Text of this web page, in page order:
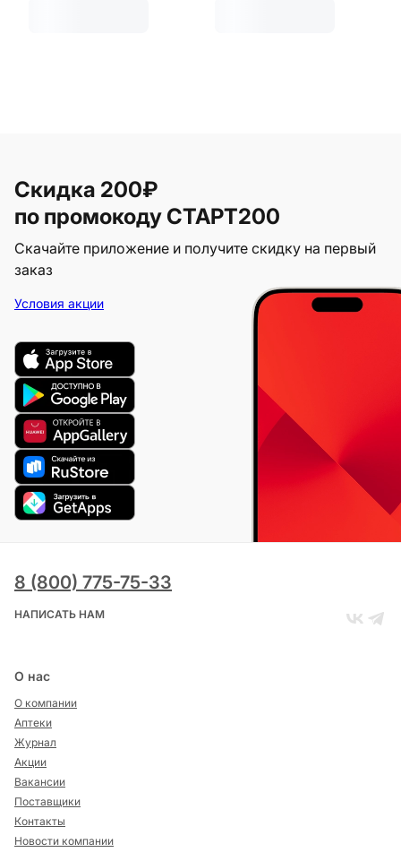
Скидка 200₽
по промокоду СТАРТ200
Скачайте приложение и получите скидку на первый
заказ
Условия акции
8 (800) 775-75-33
НАПИСАТЬ НАМ
О нас
О компании
Аптеки
Журнал
Акции
Вакансии
Поставщики
Контакты
Новости компании